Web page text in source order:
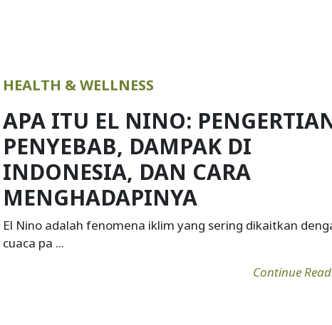
KOLESTEROL: PENYEBAB,
GEJALA, CARA MENURUNKAN
DAN PENCEGAHANNYA
Kolesterol adalah zat lemak yang secara alami ditemukan
dalam tubuh ...